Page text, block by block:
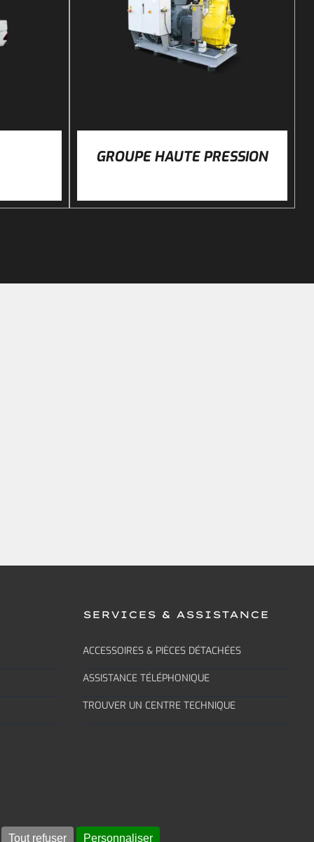
Tout refuser Personnaliser
DÉTAILS
GROUPE HAUTE PRESSION
SERVICES & ASSISTANCE
ACCESSOIRES & PIÈCES DÉTACHÉES
ASSISTANCE TÉLÉPHONIQUE
TROUVER UN CENTRE TECHNIQUE